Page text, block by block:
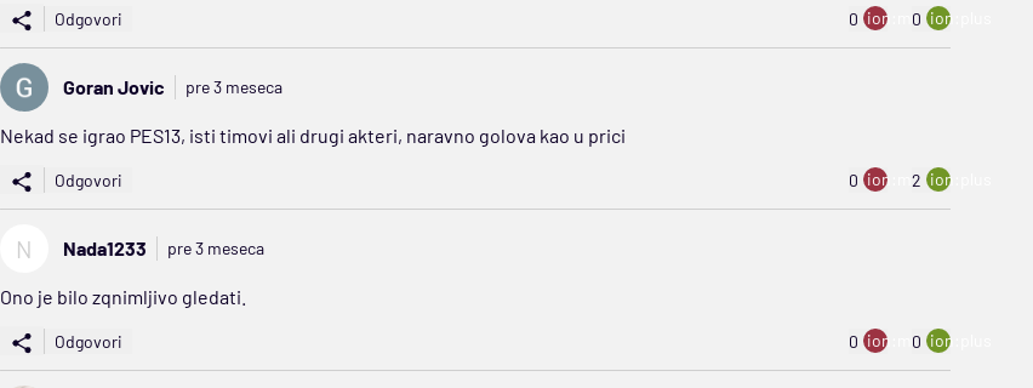
Odgovori 0 ion:minus
0 ion:plus
Goran Jovic pre 3 meseca
Nekad se igrao PES13, isti timovi ali drugi akteri, naravno golova kao u prici
Odgovori 0 ion:minus
2 ion:plus
N Nada1233 pre 3 meseca
Ono je bilo zqnimljivo gledati.
Odgovori 0 ion:minus
0 ion:plus